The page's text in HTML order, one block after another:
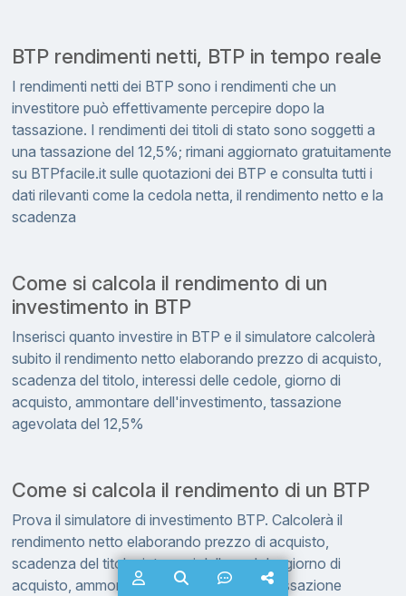
BTP rendimenti netti, BTP in tempo reale
I rendimenti netti dei BTP sono i rendimenti che un
investitore può effettivamente percepire dopo la
tassazione. I rendimenti dei titoli di stato sono soggetti a
una tassazione del 12,5%; rimani aggiornato gratuitamente
su BTPfacile.it sulle quotazioni dei BTP e consulta tutti i
dati rilevanti come la cedola netta, il rendimento netto e la
scadenza
Come si calcola il rendimento di un
investimento in BTP
Inserisci quanto investire in BTP e il simulatore calcolerà
subito il rendimento netto elaborando prezzo di acquisto,
scadenza del titolo, interessi delle cedole, giorno di
acquisto, ammontare dell'investimento, tassazione
agevolata del 12,5%
Come si calcola il rendimento di un BTP
Prova il simulatore di investimento BTP. Calcolerà il
rendimento netto elaborando prezzo di acquisto,
scadenza del titolo, interessi delle cedole, giorno di
acquisto, ammontare dell'investimento, tassazione